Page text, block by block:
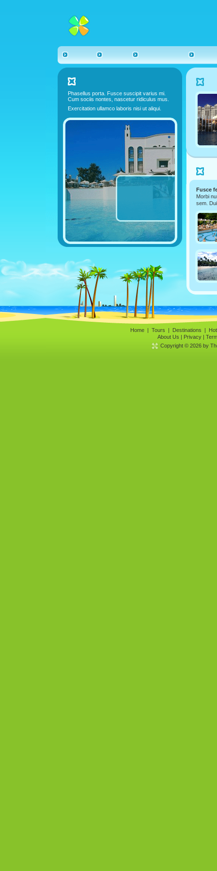
Phasellus porta. Fusce suscipit varius mi.
Cum sociis nontes, nascetur ridiculus mus.
Exercitation ullamco laboris nisi ut aliqui.
Fusce
Morbi
sem.
Home | Tours | Destinations |
About Us | Privacy |
Copyright © 2026 by